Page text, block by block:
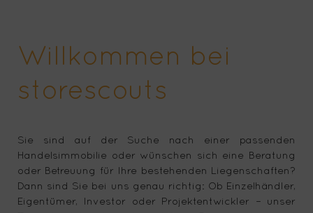
Willkommen bei
storescouts
Sie sind auf der Suche nach einer passenden
Handelsimmobilie oder wünschen sich eine Beratung
oder Betreuung für Ihre bestehenden Liegenschaften?
Dann sind Sie bei uns genau richtig: Ob Einzelhändler,
Eigentümer, Investor oder Projektentwickler – unser